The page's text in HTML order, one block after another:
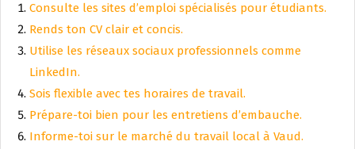
Consulte les sites d’emploi spécialisés pour étudiants.
Rends ton CV clair et concis.
Utilise les réseaux sociaux professionnels comme
LinkedIn.
Sois flexible avec tes horaires de travail.
Prépare-toi bien pour les entretiens d’embauche.
Informe-toi sur le marché du travail local à Vaud.